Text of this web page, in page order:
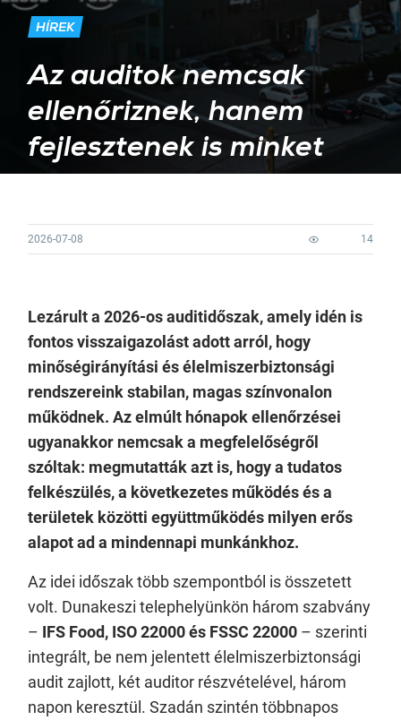
HÍREK
Az auditok nemcsak
ellenőriznek, hanem
fejlesztenek is minket
2026-07-08 14
Lezárult a 2026-os auditidőszak, amely idén is
fontos visszaigazolást adott arról, hogy
minőségirányítási és élelmiszerbiztonsági
rendszereink stabilan, magas színvonalon
működnek. Az elmúlt hónapok ellenőrzései
ugyanakkor nemcsak a megfelelőségről
szóltak: megmutatták azt is, hogy a tudatos
felkészülés, a következetes működés és a
területek közötti együttműködés milyen erős
alapot ad a mindennapi munkánkhoz.
Az idei időszak több szempontból is összetett
volt. Dunakeszi telephelyünkön három szabvány
– IFS Food, ISO 22000 és FSSC 22000 – szerinti
integrált, be nem jelentett élelmiszerbiztonsági
audit zajlott, két auditor részvételével, három
napon keresztül. Szadán szintén többnapos